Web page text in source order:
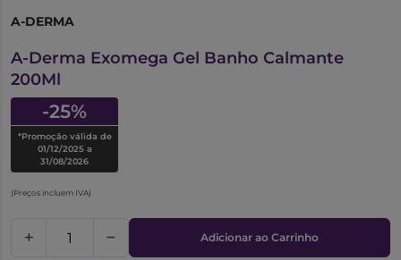
A-DERMA
A-Derma Exomega Gel Banho Calmante
200Ml
-25%
*Promoção válida de
01/12/2025 a
31/08/2026
(Preços incluem IVA)
Adicionar ao Carrinho